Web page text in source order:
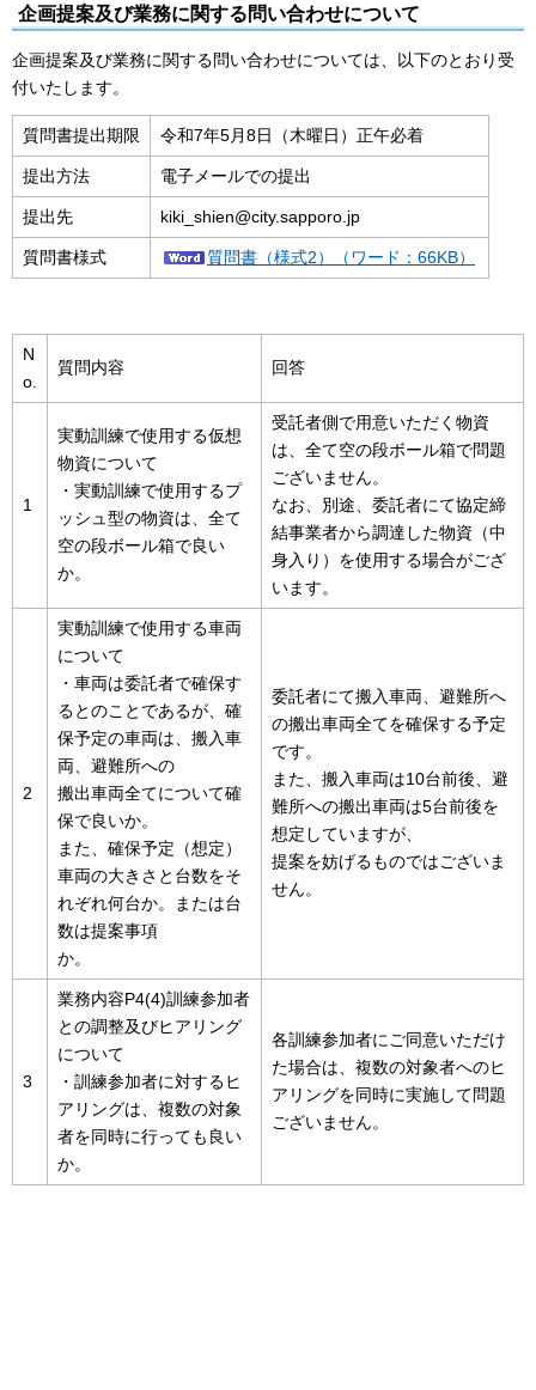
企画提案及び業務に関する問い合わせについて
企画提案及び業務に関する問い合わせについては、以下のとおり受
付いたします。
質問書提出期限 令和7年5月8日（木曜日）正午必着
提出方法 電子メールでの提出
提出先 kiki_shien@city.sapporo.jp
質問書様式 質問書（様式2）（ワード：66KB）
N
o.
質問内容 回答
1
実動訓練で使用する仮想
物資について
・実動訓練で使用するプ
ッシュ型の物資は、全て
空の段ボール箱で良い
か。
受託者側で用意いただく物資
は、全て空の段ボール箱で問題
ございません。
なお、別途、委託者にて協定締
結事業者から調達した物資（中
身入り）を使用する場合がござ
います。
2
実動訓練で使用する車両
について
・車両は委託者で確保す
るとのことであるが、確
保予定の車両は、搬入車
両、避難所への
搬出車両全てについて確
保で良いか。
また、確保予定（想定）
車両の大きさと台数をそ
れぞれ何台か。または台
数は提案事項
か。
委託者にて搬入車両、避難所へ
の搬出車両全てを確保する予定
です。
また、搬入車両は10台前後、避
難所への搬出車両は5台前後を
想定していますが、
提案を妨げるものではございま
せん。
3
業務内容P4(4)訓練参加者
との調整及びヒアリング
について
・訓練参加者に対するヒ
アリングは、複数の対象
者を同時に行っても良い
か。
各訓練参加者にご同意いただけ
た場合は、複数の対象者へのヒ
アリングを同時に実施して問題
ございません。